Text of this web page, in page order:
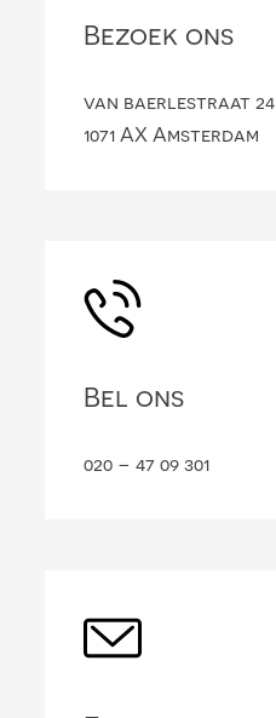
Bezoek ons
van baerlestraat 24
1071 AX Amsterdam
Bel ons
020 – 47 09 301